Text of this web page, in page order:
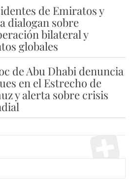
de Emiratos y
dialogan sobre
bilateral y
globales
de Abu Dhabi denuncia
en el Estrecho de
y alerta sobre crisis